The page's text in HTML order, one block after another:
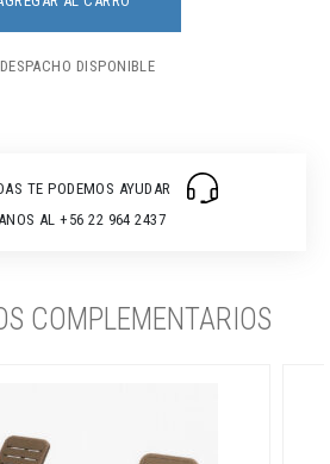
DESPACHO DISPONIBLE
TE PODEMOS AYUDAR
AL +56 22 964 2437
COMPLEMENTARIOS